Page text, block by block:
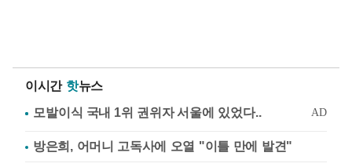
이시간 핫뉴스
방은희, 어머니 고독사에 오열 "이틀 만에 발견"